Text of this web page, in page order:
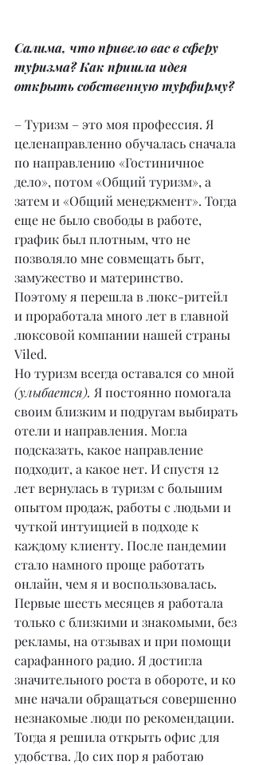
Салима, что привело вас в сферу
туризма? Как пришла идея
открыть собственную турфирму?
– Туризм – это моя профессия. Я
целенаправленно обучалась сначала
по направлению «Гостиничное
дело», потом «Общий туризм», а
затем и «Общий менеджмент». Тогда
еще не было свободы в работе,
график был плотным, что не
позволяло мне совмещать быт,
замужество и материнство.
Поэтому я перешла в люкс-ритейл
и проработала много лет в главной
люксовой компании нашей страны
Viled.
Но туризм всегда оставался со мной
(улыбается). Я постоянно помогала
своим близким и подругам выбирать
отели и направления. Могла
подсказать, какое направление
подходит, а какое нет. И спустя 12
лет вернулась в туризм с большим
опытом продаж, работы с людьми и
чуткой интуицией в подходе к
каждому клиенту. После пандемии
стало намного проще работать
онлайн, чем я и воспользовалась.
Первые шесть месяцев я работала
только с близкими и знакомыми, без
рекламы, на отзывах и при помощи
сарафанного радио. Я достигла
значительного роста в обороте, и ко
мне начали обращаться совершенно
незнакомые люди по рекомендации.
Тогда я решила открыть офис для
удобства. До сих пор я работаю